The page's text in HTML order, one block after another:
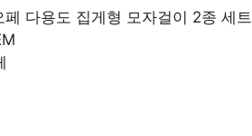
다용도 집게형 모자걸이 2종 세트